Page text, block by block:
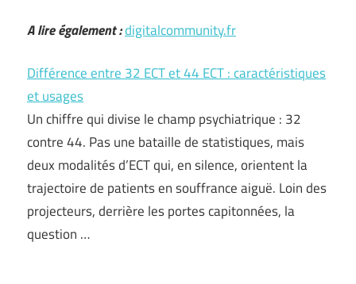
A lire également :digitalcommunity.fr
Différence entre 32 ECT et 44 ECT : caractéristiques
et usages
Un chiffre qui divise le champ psychiatrique : 32
contre 44. Pas une bataille de statistiques, mais
deux modalités d’ECT qui, en silence, orientent la
trajectoire de patients en souffrance aiguë. Loin des
projecteurs, derrière les portes capitonnées, la
question …